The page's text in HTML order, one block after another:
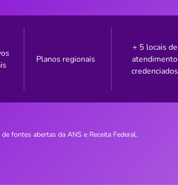
Planos regionais
+ 5 locais de
atendimento
credenciados
fontes abertas da ANS e Receita Federal.